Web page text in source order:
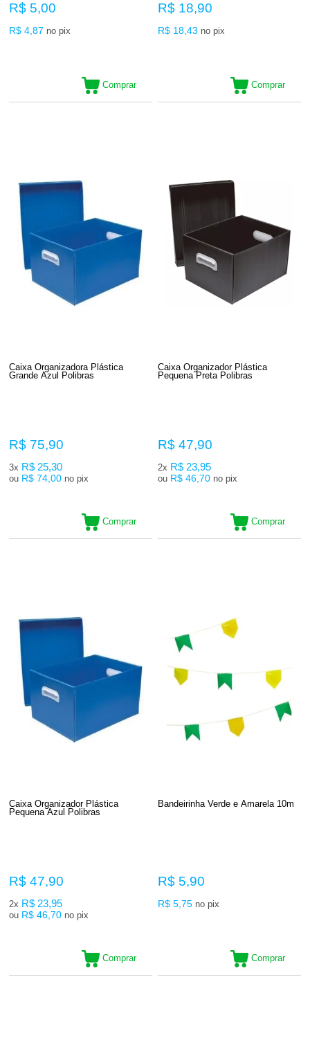
R$ 5,00
R$ 4,87 no pix
Comprar
R$ 18,90
R$ 18,43 no pix
Comprar
Caixa Organizadora Plástica
Grande Azul Polibras
R$ 75,90
3x R$ 25,30
ou R$ 74,00 no pix
Comprar
Caixa Organizador Plástica
Pequena Preta Polibras
R$ 47,90
2x R$ 23,95
ou R$ 46,70 no pix
Comprar
Caixa Organizador Plástica
Pequena Azul Polibras
R$ 47,90
2x R$ 23,95
ou R$ 46,70 no pix
Comprar
Bandeirinha Verde e Amarela 10m
R$ 5,90
R$ 5,75 no pix
Comprar